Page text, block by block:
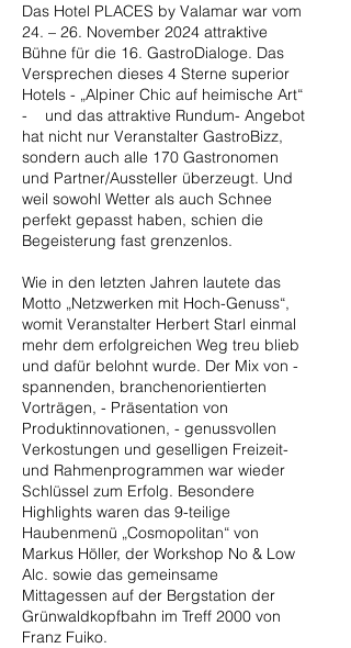
Das Hotel PLACES by Valamar war vom
24. – 26. November 2024 attraktive
Bühne für die 16. GastroDialoge. Das
Versprechen dieses 4 Sterne superior
Hotels - „Alpiner Chic auf heimische Art“
- und das attraktive Rundum- Angebot
hat nicht nur Veranstalter GastroBizz,
sondern auch alle 170 Gastronomen
und Partner/Aussteller überzeugt. Und
weil sowohl Wetter als auch Schnee
perfekt gepasst haben, schien die
Begeisterung fast grenzenlos.
Wie in den letzten Jahren lautete das
Motto „Netzwerken mit Hoch-Genuss“,
womit Veranstalter Herbert Starl einmal
mehr dem erfolgreichen Weg treu blieb
und dafür belohnt wurde. Der Mix von -
spannenden, branchenorientierten
Vorträgen, - Präsentation von
Produktinnovationen, - genussvollen
Verkostungen und geselligen Freizeit-
und Rahmenprogrammen war wieder
Schlüssel zum Erfolg. Besondere
Highlights waren das 9-teilige
Haubenmenü „Cosmopolitan“ von
Markus Höller, der Workshop No & Low
Alc. sowie das gemeinsame
Mittagessen auf der Bergstation der
Grünwaldkopfbahn im Treff 2000 von
Franz Fuiko.